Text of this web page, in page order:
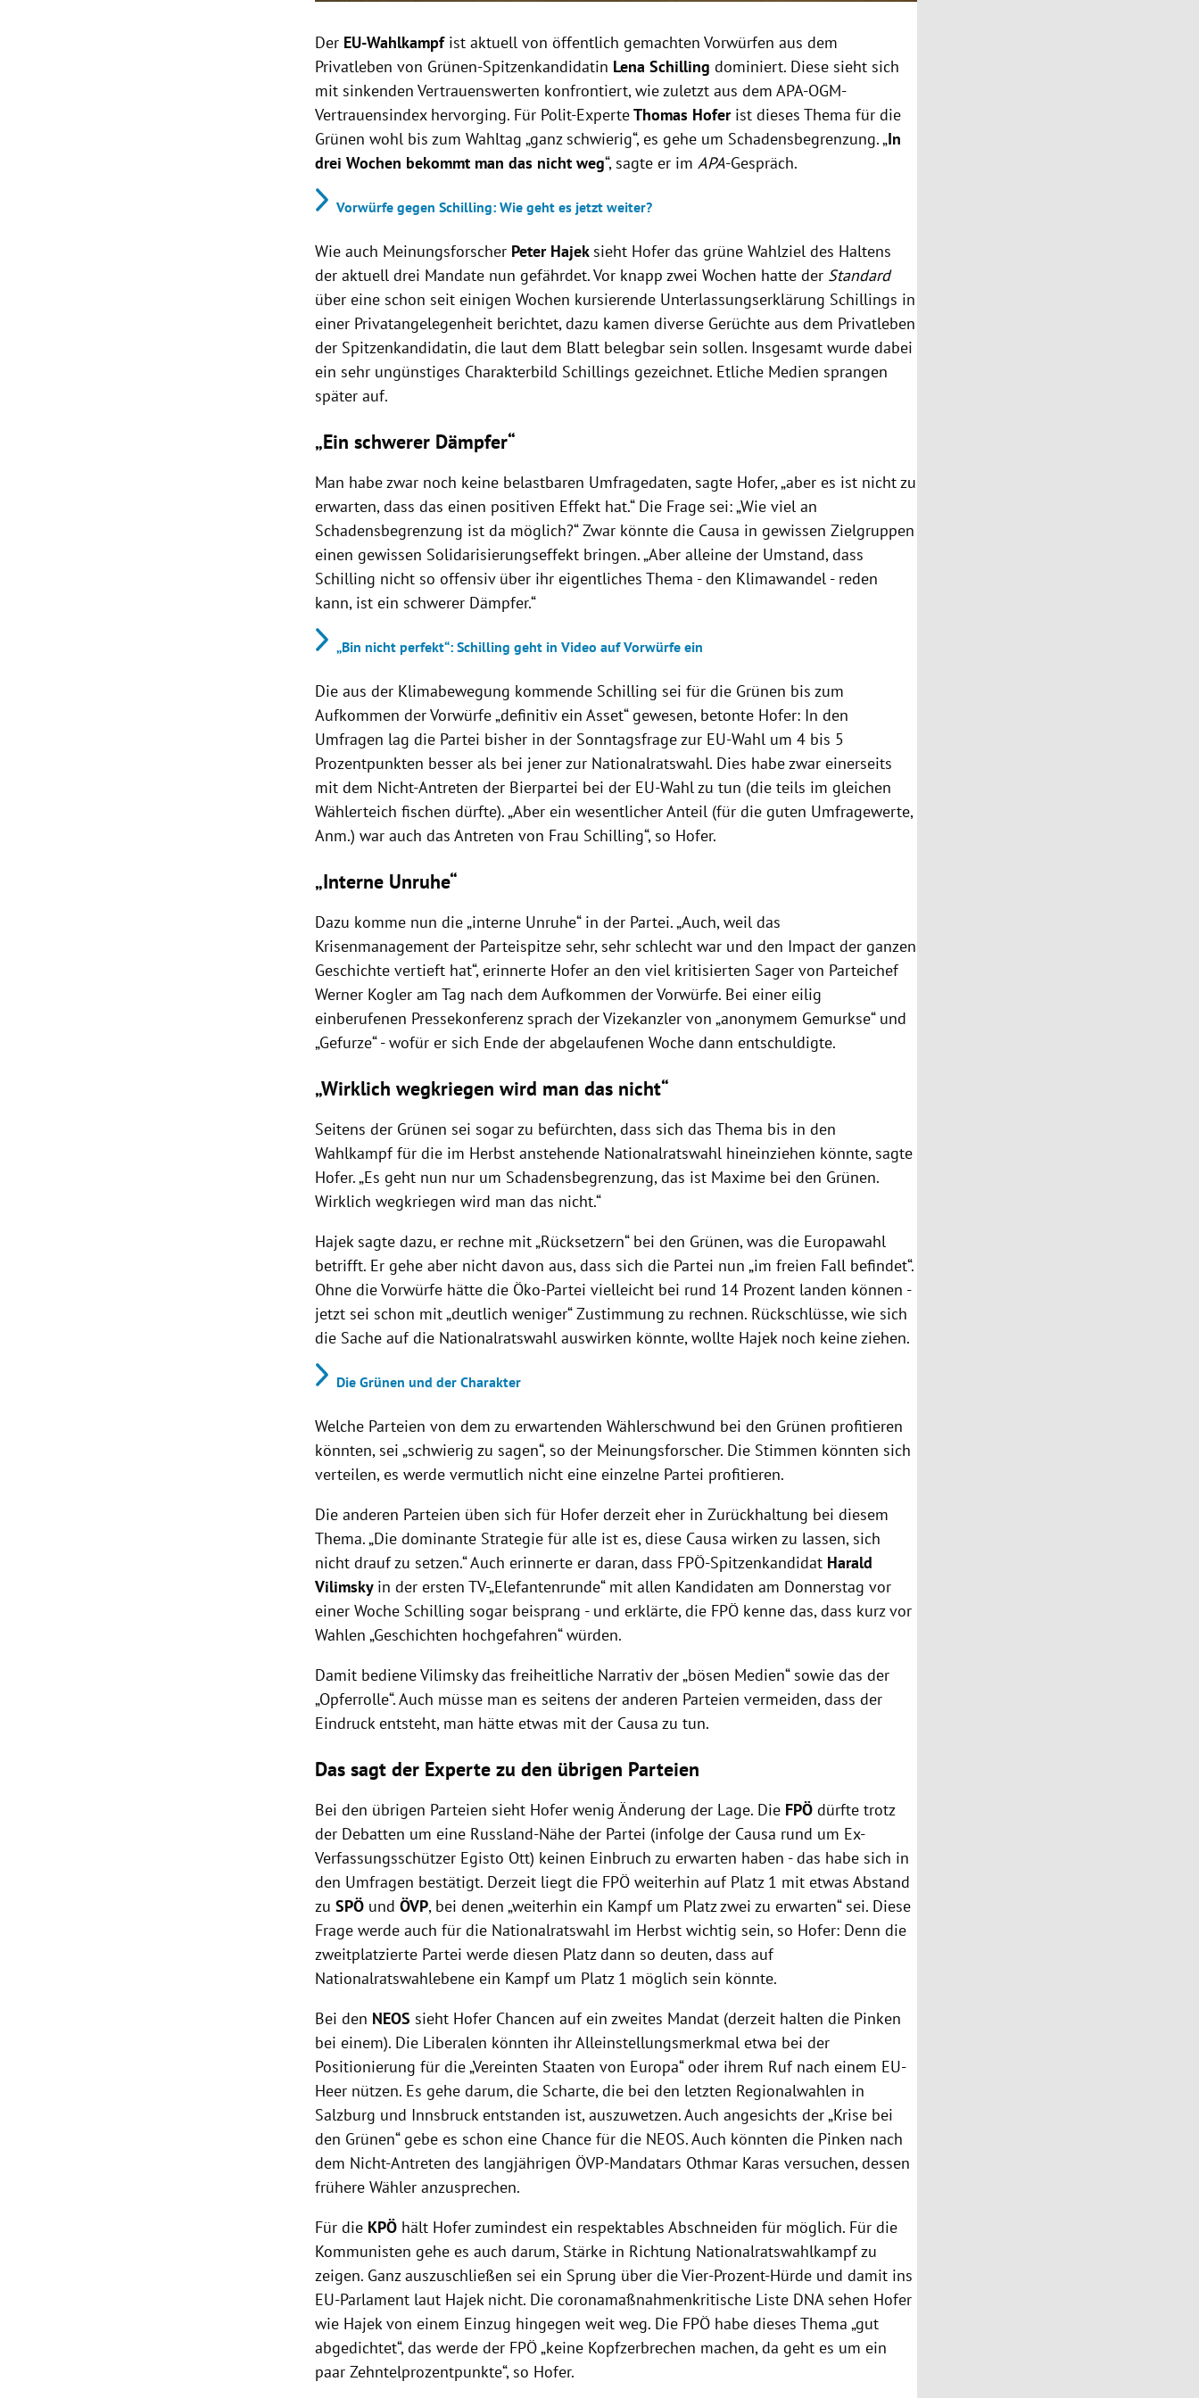
Der EU-Wahlkampf ist aktuell von öffentlich gemachten Vorwürfen aus dem
Privatleben von Grünen-Spitzenkandidatin Lena Schillingdominiert. Diese sieht sich
mit sinkenden Vertrauenswerten konfrontiert, wie zuletzt aus dem APA-OGM-
Vertrauensindex hervorging. Für Polit-ExperteThomas Hofer ist dieses Thema für die
Grünen wohl bis zum Wahltag „ganz schwierig“, es gehe um Schadensbegrenzung. „In
drei Wochen bekommt man das nicht weg“, sagte er imAPA-Gespräch.
Vorwürfe gegen Schilling: Wie geht es jetzt weiter?
Wie auch Meinungsforscher Peter Hajeksieht Hofer das grüne Wahlziel des Haltens
der aktuell drei Mandate nun gefährdet. Vor knapp zwei Wochen hatte der Standard
über eine schon seit einigen Wochen kursierende Unterlassungserklärung Schillings in
einer Privatangelegenheit berichtet, dazu kamen diverse Gerüchte aus dem Privatleben
der Spitzenkandidatin, die laut dem Blatt belegbar sein sollen. Insgesamt wurde dabei
ein sehr ungünstiges Charakterbild Schillings gezeichnet. Etliche Medien sprangen
später auf.
„Ein schwerer Dämpfer“
Man habe zwar noch keine belastbaren Umfragedaten, sagte Hofer, „aber es ist nicht zu
erwarten, dass das einen positiven Effekt hat.“ Die Frage sei: „Wie viel an
Schadensbegrenzung ist da möglich?“ Zwar könnte die Causa in gewissen Zielgruppen
einen gewissen Solidarisierungseffekt bringen. „Aber alleine der Umstand, dass
Schilling nicht so offensiv über ihr eigentliches Thema - den Klimawandel - reden
kann, ist ein schwerer Dämpfer.“
„Bin nicht perfekt“: Schilling geht in Video auf Vorwürfe ein
Die aus der Klimabewegung kommende Schilling sei für die Grünen bis zum
Aufkommen der Vorwürfe „definitiv ein Asset“ gewesen, betonte Hofer: In den
Umfragen lag die Partei bisher in der Sonntagsfrage zur EU-Wahl um 4 bis 5
Prozentpunkten besser als bei jener zur Nationalratswahl. Dies habe zwar einerseits
mit dem Nicht-Antreten der Bierpartei bei der EU-Wahl zu tun (die teils im gleichen
Wählerteich fischen dürfte). „Aber ein wesentlicher Anteil (für die guten Umfragewerte,
Anm.) war auch das Antreten von Frau Schilling“, so Hofer.
„Interne Unruhe“
Dazu komme nun die „interne Unruhe“ in der Partei. „Auch, weil das
Krisenmanagement der Parteispitze sehr, sehr schlecht war und den Impact der ganzen
Geschichte vertieft hat“, erinnerte Hofer an den viel kritisierten Sager von Parteichef
Werner Kogler am Tag nach dem Aufkommen der Vorwürfe. Bei einer eilig
einberufenen Pressekonferenz sprach der Vizekanzler von „anonymem Gemurkse“ und
„Gefurze“ - wofür er sich Ende der abgelaufenen Woche dann entschuldigte.
„Wirklich wegkriegen wird man das nicht“
Seitens der Grünen sei sogar zu befürchten, dass sich das Thema bis in den
Wahlkampf für die im Herbst anstehende Nationalratswahl hineinziehen könnte, sagte
Hofer. „Es geht nun nur um Schadensbegrenzung, das ist Maxime bei den Grünen.
Wirklich wegkriegen wird man das nicht.“
Hajek sagte dazu, er rechne mit „Rücksetzern“ bei den Grünen, was die Europawahl
betrifft. Er gehe aber nicht davon aus, dass sich die Partei nun „im freien Fall befindet“.
Ohne die Vorwürfe hätte die Öko-Partei vielleicht bei rund 14 Prozent landen können -
jetzt sei schon mit „deutlich weniger“ Zustimmung zu rechnen. Rückschlüsse, wie sich
die Sache auf die Nationalratswahl auswirken könnte, wollte Hajek noch keine ziehen.
Die Grünen und der Charakter
Welche Parteien von dem zu erwartenden Wählerschwund bei den Grünen profitieren
könnten, sei „schwierig zu sagen“, so der Meinungsforscher. Die Stimmen könnten sich
verteilen, es werde vermutlich nicht eine einzelne Partei profitieren.
Die anderen Parteien üben sich für Hofer derzeit eher in Zurückhaltung bei diesem
Thema. „Die dominante Strategie für alle ist es, diese Causa wirken zu lassen, sich
nicht drauf zu setzen.“ Auch erinnerte er daran, dass FPÖ-Spitzenkandidat Harald
Vilimsky in der ersten TV-„Elefantenrunde“ mit allen Kandidaten am Donnerstag vor
einer Woche Schilling sogar beisprang - und erklärte, die FPÖ kenne das, dass kurz vor
Wahlen „Geschichten hochgefahren“ würden.
Damit bediene Vilimsky das freiheitliche Narrativ der „bösen Medien“ sowie das der
„Opferrolle“. Auch müsse man es seitens der anderen Parteien vermeiden, dass der
Eindruck entsteht, man hätte etwas mit der Causa zu tun.
Das sagt der Experte zu den übrigen Parteien
Bei den übrigen Parteien sieht Hofer wenig Änderung der Lage. Die FPÖ dürfte trotz
der Debatten um eine Russland-Nähe der Partei (infolge der Causa rund um Ex-
Verfassungsschützer Egisto Ott) keinen Einbruch zu erwarten haben - das habe sich in
den Umfragen bestätigt. Derzeit liegt die FPÖ weiterhin auf Platz 1 mit etwas Abstand
zuSPÖ undÖVP, bei denen „weiterhin ein Kampf um Platz zwei zu erwarten“ sei. Diese
Frage werde auch für die Nationalratswahl im Herbst wichtig sein, so Hofer: Denn die
zweitplatzierte Partei werde diesen Platz dann so deuten, dass auf
Nationalratswahlebene ein Kampf um Platz 1 möglich sein könnte.
Bei den NEOS sieht Hofer Chancen auf ein zweites Mandat (derzeit halten die Pinken
bei einem). Die Liberalen könnten ihr Alleinstellungsmerkmal etwa bei der
Positionierung für die „Vereinten Staaten von Europa“ oder ihrem Ruf nach einem EU-
Heer nützen. Es gehe darum, die Scharte, die bei den letzten Regionalwahlen in
Salzburg und Innsbruck entstanden ist, auszuwetzen. Auch angesichts der „Krise bei
den Grünen“ gebe es schon eine Chance für die NEOS. Auch könnten die Pinken nach
dem Nicht-Antreten des langjährigen ÖVP-Mandatars Othmar Karas versuchen, dessen
frühere Wähler anzusprechen.
Für die KPÖ hält Hofer zumindest ein respektables Abschneiden für möglich. Für die
Kommunisten gehe es auch darum, Stärke in Richtung Nationalratswahlkampf zu
zeigen. Ganz auszuschließen sei ein Sprung über die Vier-Prozent-Hürde und damit ins
EU-Parlament laut Hajek nicht. Die coronamaßnahmenkritische Liste DNA sehen Hofer
wie Hajek von einem Einzug hingegen weit weg. Die FPÖ habe dieses Thema „gut
abgedichtet“, das werde der FPÖ „keine Kopfzerbrechen machen, da geht es um ein
paar Zehntelprozentpunkte“, so Hofer.